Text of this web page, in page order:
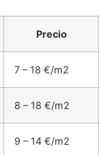
Precio
7 – 18 €/m2
8 – 18 €/m2
9 – 14 €/m2